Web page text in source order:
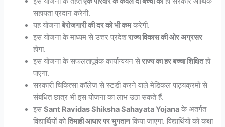
सहायता प्रदान करेगी.
यह योजनाबेरोजगारी की दर को भी कमकरेगी.
इस योजना के माध्यम से उत्तर प्रदेशराज्य विकास की ओर अग्रसर
होगा.
इस योजना के सफलतापूर्वक कार्यान्वयन सेराज्य का हर बच्चा शिक्षितहो
पाएगा.
सरकारी चिकित्सा कॉलेज से स्टडी करने वाले मेडिकल पाठ्यक्रमों से
संबंधित छात्र भी इस योजना का लाभ उठा सकते हैं.
इसSant Ravidas Shiksha Sahayata Yojana के अंतर्गत
विद्यार्थियों कोतिमाही आधार पर भुगतानकिया जाएगा. विद्यार्थियों को कक्षा